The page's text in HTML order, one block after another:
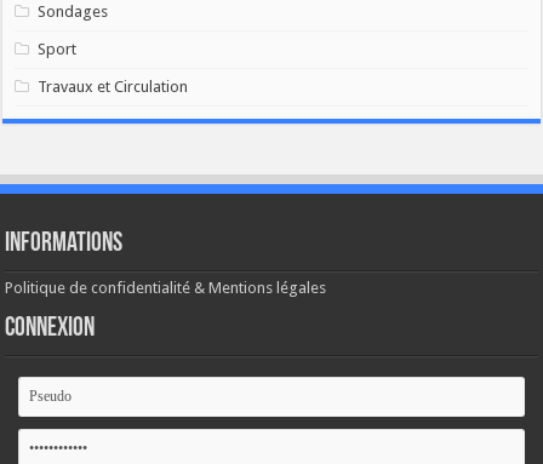
Sondages
Sport
Travaux et Circulation
Informations
Politique de confidentialité & Mentions légales
Connexion